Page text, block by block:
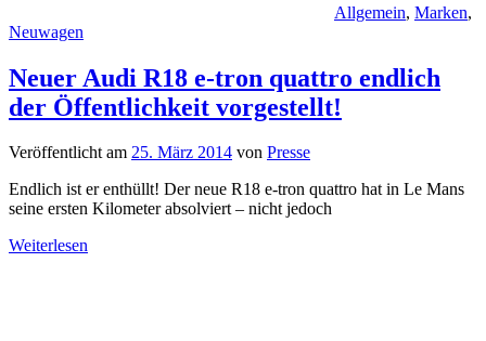
Allgemein, Marken,
Neuwagen
Neuer Audi R18 e-tron quattro endlich
der Öffentlichkeit vorgestellt!
Veröffentlicht am 25. März 2014 von Presse
Endlich ist er enthüllt! Der neue R18 e-tron quattro hat in Le Mans
seine ersten Kilometer absolviert – nicht jedoch
Weiterlesen